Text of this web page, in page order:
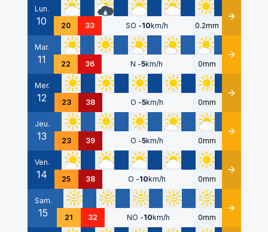
Lun.
10 20 33 SO -10km/h 0.2mm Détails
Mar.
11 22 36 N -5km/h 0mm Détails
Mer.
12 23 38 O -5km/h 0mm Détails
Jeu.
13 23 39 O -5km/h 0mm Détails
Ven.
14 25 38 O -10km/h 0mm Détails
Sam.
15 21 32 NO -10km/h 0mm Détails